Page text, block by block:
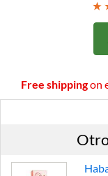
Free shippingon